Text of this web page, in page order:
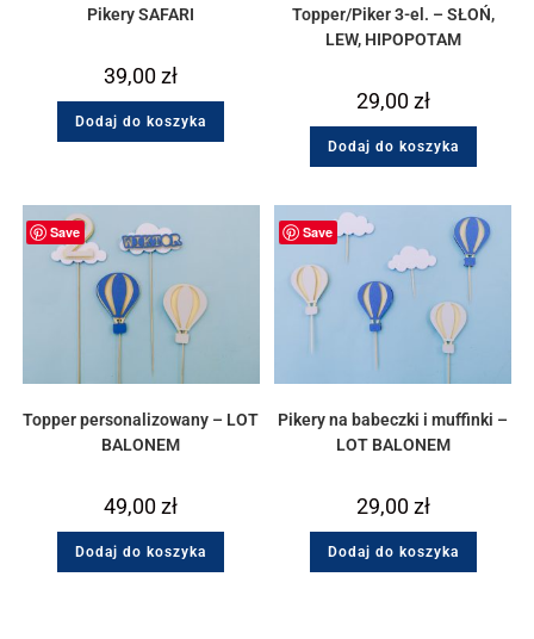
Pikery SAFARI
39,00zł
Dodaj do koszyka
Topper/Piker 3-el. – SŁOŃ,
LEW, HIPOPOTAM
29,00zł
Dodaj do koszyka
Save
Topper personalizowany – LOT
BALONEM
49,00zł
Dodaj do koszyka
Save
Pikery na babeczki i muffinki –
LOT BALONEM
29,00zł
Dodaj do koszyka